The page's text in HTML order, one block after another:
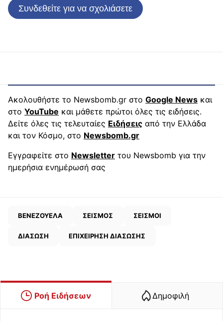
Συνδεθείτε για να σχολιάσετε
Ακολουθήστε το Newsbomb.gr στο Google News και
στο YouTube και μάθετε πρώτοι όλες τις ειδήσεις.
Δείτε όλες τις τελευταίες Ειδήσεις από την Ελλάδα
και τον Κόσμο, στο Newsbomb.gr
Εγγραφείτε στο Newsletter του Newsbomb για την
ημερήσια ενημέρωσή σας
ΒΕΝΕΖΟΥΕΛΑ ΣΕΙΣΜΟΣ ΣΕΙΣΜΟΙ
ΔΙΑΣΩΣΗ ΕΠΙΧΕΙΡΗΣΗ ΔΙΑΣΩΣΗΣ
Ροή Ειδήσεων Δημοφιλή